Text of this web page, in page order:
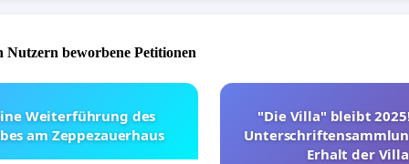
Entwurfsplanung entspricht nicht der Realität
Blockheizkraftwerk ist nicht KFW konform und
Nutzern beworbene Petitionen
Weiterführung des
am Zeppezauerhaus
"Die Villa" bleibt
Erhalt der Villa